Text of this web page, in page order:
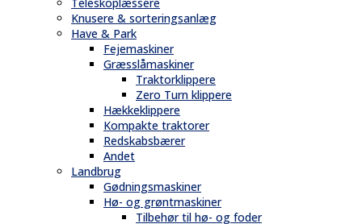
Knusere & sorteringsanlæg
Have & Park
Fejemaskiner
Græsslåmaskiner
Traktorklippere
Zero Turn klippere
Hækkeklippere
Kompakte traktorer
Redskabsbærer
Andet
Landbrug
Gødningsmaskiner
Hø- og grøntmaskiner
Tilbehør til hø- og foder